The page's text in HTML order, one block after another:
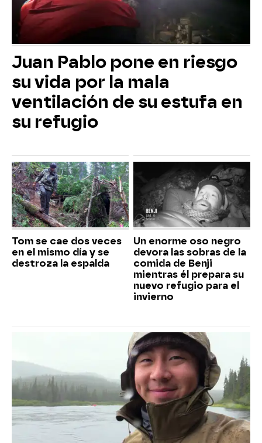
Juan Pablo pone en riesgo
su vida por la mala
ventilación de su estufa en
su refugio
Tom se cae dos veces
en el mismo día y se
destroza la espalda
Un enorme oso negro
devora las sobras de la
comida de Benji
mientras él prepara su
nuevo refugio para el
invierno